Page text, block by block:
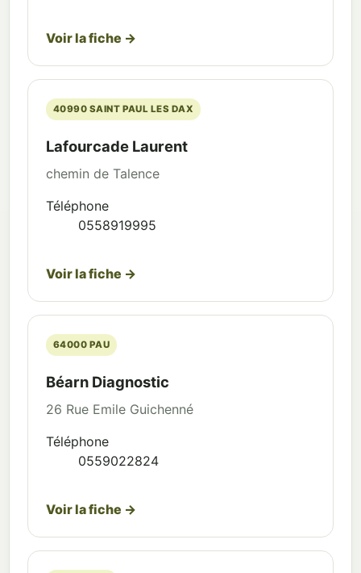
Voir la fiche →
40990 SAINT PAUL LES DAX
Lafourcade Laurent
chemin de Talence
Téléphone
0558919995
Voir la fiche →
64000 PAU
Béarn Diagnostic
26 Rue Emile Guichenné
Téléphone
0559022824
Voir la fiche →